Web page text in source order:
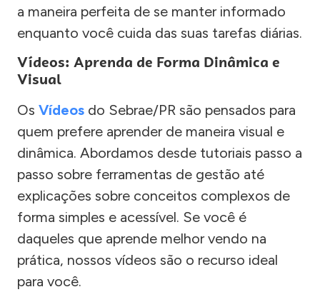
a maneira perfeita de se manter informado
enquanto você cuida das suas tarefas diárias.
Vídeos: Aprenda de Forma Dinâmica e
Visual
Os Vídeos do Sebrae/PR são pensados para
quem prefere aprender de maneira visual e
dinâmica. Abordamos desde tutoriais passo a
passo sobre ferramentas de gestão até
explicações sobre conceitos complexos de
forma simples e acessível. Se você é
daqueles que aprende melhor vendo na
prática, nossos vídeos são o recurso ideal
para você.